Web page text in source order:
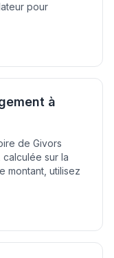
pour
à
de Givors
sur la
montant, utilisez